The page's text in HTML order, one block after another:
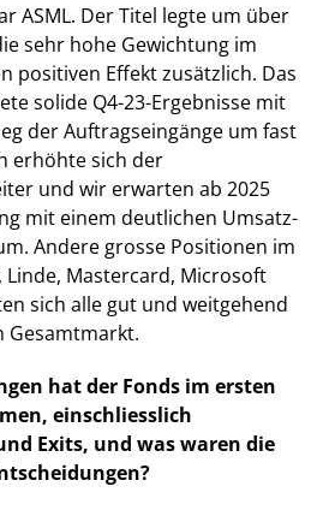
ASML. Der Titel legte um über
sehr hohe Gewichtung im
positiven Effekt zusätzlich. Das
solide Q4-23-Ergebnisse mit
der Auftragseingänge um fast
erhöhte sich der
und wir erwarten ab 2025
mit einem deutlichen Umsatz-
Andere grosse Positionen im
Linde, Mastercard, Microsoft
sich alle gut und weitgehend
Gesamtmarkt.
hat der Fonds im ersten
einschliesslich
Exits, und was waren die